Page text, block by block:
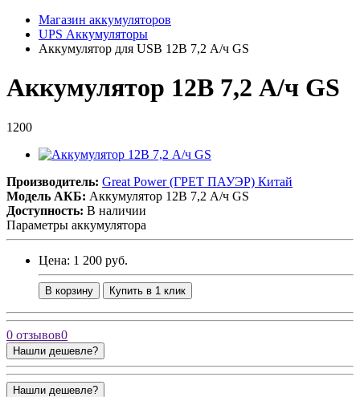
Магазин аккумуляторов
UPS Аккумуляторы
Аккумулятор для USB 12В 7,2 А/ч GS
Аккумулятор 12В 7,2 А/ч GS
1200
Производитель: Great Power (ГРЕТ ПАУЭР) Китай
Модель АКБ: Аккумулятор 12В 7,2 А/ч GS
Доступность: В наличии
Параметры аккумулятора
Цена: 1 200 руб.
В корзину Купить в 1 клик
0 отзывов0
Нашли дешевле?
Нашли дешевле?